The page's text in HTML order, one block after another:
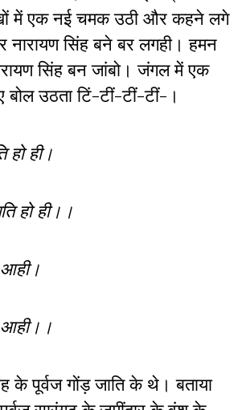
में एक नई चमक उठी और कहने लगे
नारायण सिंह बने बर लगही। हमन
सिंह बन जांबो। जंगल में एक
उठता टिं-टीं-टीं-टीं-।
हो ही।
हो ही।।
आही।
आही।।
के पूर्वज गोंड़ जाति के थे। बताया